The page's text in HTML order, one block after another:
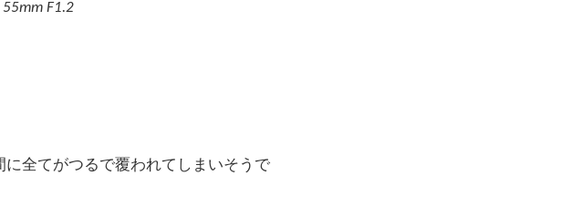
F1.2
全てがつるで覆われてしまいそうで